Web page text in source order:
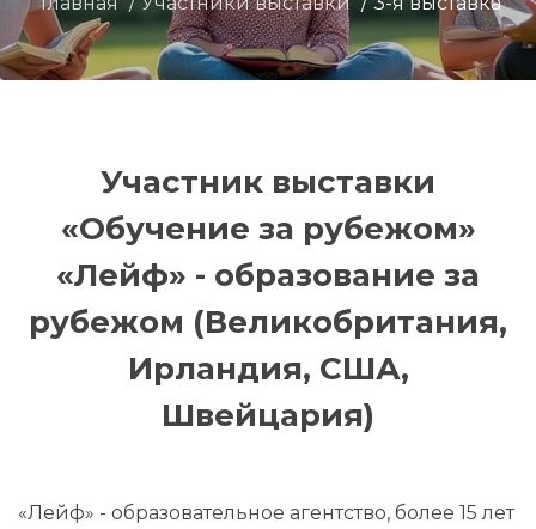
Участник выставки
«Обучение за рубежом»
«Лейф» - образование за
рубежом (Великобритания,
Ирландия, США,
Швейцария)
«Лейф» - образовательное агентство, более 15 лет